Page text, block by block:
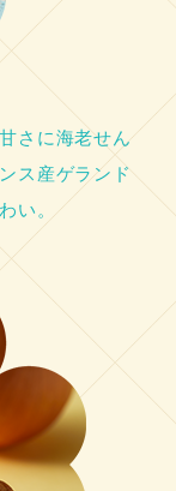
さに海老せん
ス産ゲランド
い。